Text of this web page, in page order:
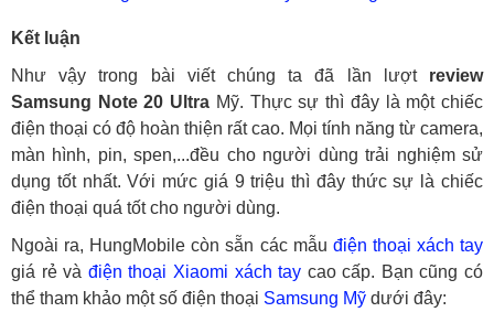
Kết luận
Như vậy trong bài viết chúng ta đã lần lượt review
Samsung Note 20 Ultra Mỹ. Thực sự thì đây là một chiếc
điện thoại có độ hoàn thiện rất cao. Mọi tính năng từ camera,
màn hình, pin, spen,...đều cho người dùng trải nghiệm sử
dụng tốt nhất. Với mức giá 9 triệu thì đây thức sự là chiếc
điện thoại quá tốt cho người dùng.
Ngoài ra, HungMobile còn sẵn các mẫu điện thoại xách tay
giá rẻ và điện thoại Xiaomi xách tay cao cấp. Bạn cũng có
thể tham khảo một số điện thoại Samsung Mỹ dưới đây: